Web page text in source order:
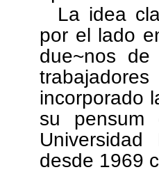
La idea
por el lado
due~nos
incorporado
su
desde 1969